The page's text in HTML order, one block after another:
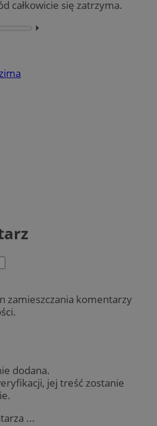
całkowicie się zatrzyma.
⏵︎
zamieszczania komentarzy
dodana.
jej treść zostanie
...